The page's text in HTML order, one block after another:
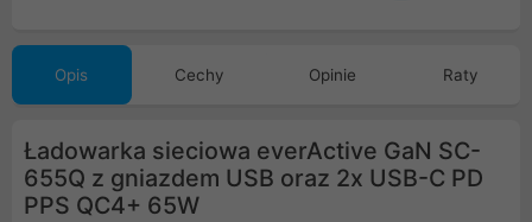
Opis Cechy Opinie Raty
Ładowarka sieciowa everActive GaN SC-
655Q z gniazdem USB oraz 2x USB-C PD
PPS QC4+ 65W